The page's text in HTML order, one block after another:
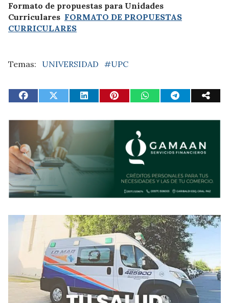
Formato de propuestas para Unidades
Curriculares FORMATO DE PROPUESTAS
CURRICULARES
UNIVERSIDAD #UPC